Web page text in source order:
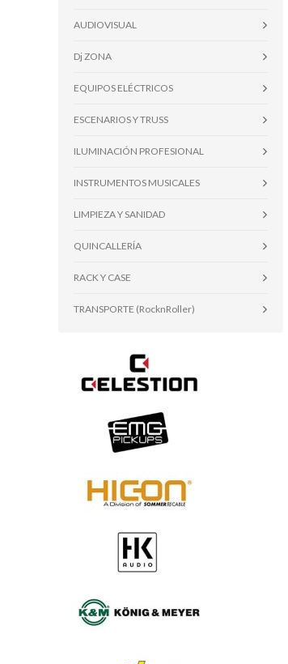
AUDIOVISUAL
Dj ZONA
EQUIPOS ELÉCTRICOS
ESCENARIOS Y TRUSS
ILUMINACIÓN PROFESIONAL
INSTRUMENTOS MUSICALES
LIMPIEZA Y SANIDAD
QUINCALLERÍA
RACK Y CASE
TRANSPORTE (RocknRoller)